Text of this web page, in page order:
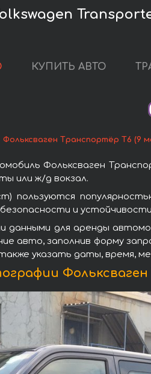
КУПИТЬ АВТО
Фольксваген Транспортёр T6 (9
Фольксваген
или ж/д вокзал.
пользуются
и
данными для аренды
авто, заполнив форму
указать даты, время,